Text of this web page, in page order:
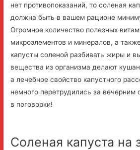
нет противопоказаний, то соленая
должна быть в вашем рационе
Огромное количество полезных
микроэлементов и минералов, а
капусты соленой разбивать жиры и
вещества из организма делают
а лечебное свойство капустного
немного перетрудились за
в поговорки!
Соленая капуста на